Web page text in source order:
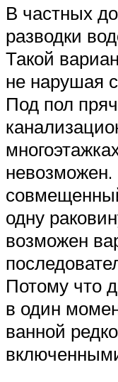
В частных
разводки
Такой
не нарушая
Под пол
одну
возможен
Потому что
в один
ванной